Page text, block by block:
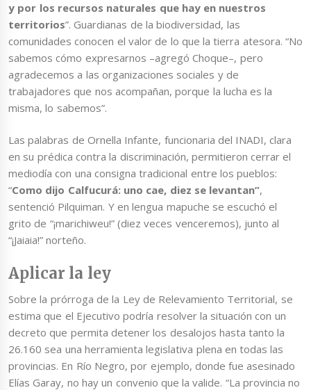
y por los recursos naturales que hay en nuestros
territorios”. Guardianas de la biodiversidad, las
comunidades conocen el valor de lo que la tierra atesora. “No
sabemos cómo expresarnos –agregó Choque–, pero
agradecemos a las organizaciones sociales y de
trabajadores que nos acompañan, porque la lucha es la
misma, lo sabemos”.
Las palabras de Ornella Infante, funcionaria del INADI, clara
en su prédica contra la discriminación, permitieron cerrar el
mediodía con una consigna tradicional entre los pueblos:
“Como dijo Calfucurá: uno cae, diez se levantan”,
sentenció Pilquiman. Y en lengua mapuche se escuchó el
grito de “¡marichiweu!” (diez veces venceremos), junto al
“¡Jaiaia!” norteño.
Aplicar la ley
Sobre la prórroga de la Ley de Relevamiento Territorial, se
estima que el Ejecutivo podría resolver la situación con un
decreto que permita detener los desalojos hasta tanto la
26.160 sea una herramienta legislativa plena en todas las
provincias. En Río Negro, por ejemplo, donde fue asesinado
Elías Garay, no hay un convenio que la valide. “La provincia no